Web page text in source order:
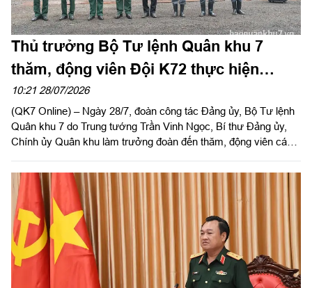
Thủ trưởng Bộ Tư lệnh Quân khu 7
thăm, động viên Đội K72 thực hiện
nhiệm vụ tìm kiếm, quy tập hài cốt liệt sĩ
10:21 28/07/2026
(QK7 Online) – Ngày 28/7, đoàn công tác Đảng ủy, Bộ Tư lệnh
Quân khu 7 do Trung tướng Trần Vinh Ngọc, Bí thư Đảng ủy,
Chính ủy Quân khu làm trưởng đoàn đến thăm, động viên cán
đang thực hiện nhiệm vụ tìm kiếm, quy tập và xác định danh
tính hài cốt liệt sĩ tại xã Minh Đức, thành phố Đồng Nai. Tham
gia cùng đoàn công tác có Thiếu tướng Phạm Anh Tuấn, Ủy
viên Thường vụ Đảng ủy, Chủ nhiệm Chính trị Quân khu; đồng
chí Nguyễn Thị Hoàng, Phó Chủ tịch UBND thành phố Đồng
Nai; Đại tá Nguyễn Ngọc Kiên, Phó Tham mưu trưởng Quân
khu, Đại tá Phạm Ngọc Sơn, Chính ủy Cục Hậu cần – Kỹ thuật;
Đại tá Nguyễn Thanh Phong, Chính ủy Bộ CHQS thành phố